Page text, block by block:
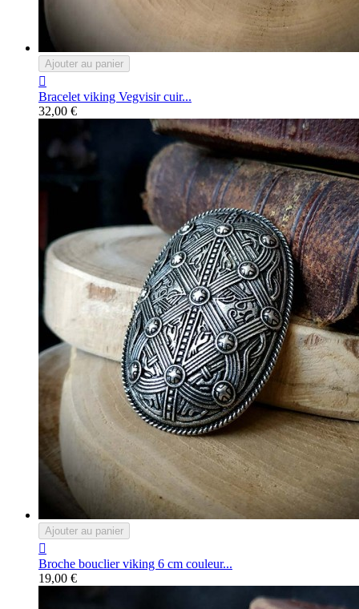
Ajouter au panier

Bracelet viking Vegvisir cuir...
32,00 €
Ajouter au panier

Broche bouclier viking 6 cm couleur...
19,00 €